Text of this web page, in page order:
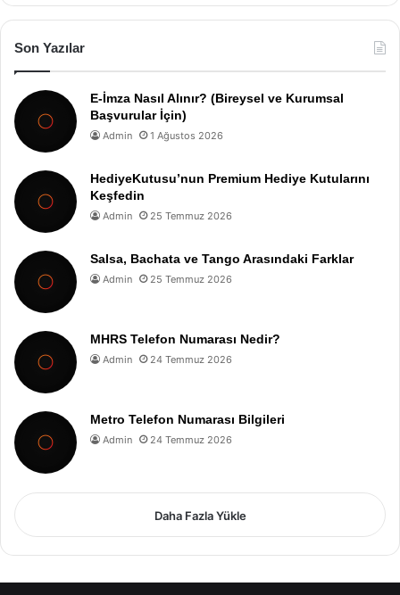
Son Yazılar
E-İmza Nasıl Alınır? (Bireysel ve Kurumsal
Başvurular İçin)
Admin 1 Ağustos 2026
HediyeKutusu’nun Premium Hediye Kutularını
Keşfedin
Admin 25 Temmuz 2026
Salsa, Bachata ve Tango Arasındaki Farklar
Admin 25 Temmuz 2026
MHRS Telefon Numarası Nedir?
Admin 24 Temmuz 2026
Metro Telefon Numarası Bilgileri
Admin 24 Temmuz 2026
Daha Fazla Yükle